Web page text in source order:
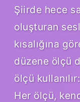
Şiirde hece
oluşturan
kısalığına
düzene ölçü
ölçü
Her ölçü,